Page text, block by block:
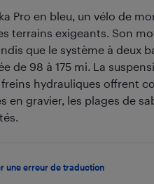
Pro en bleu, un vélo de
terrains exigeants. Son
que le système à deux
de 98 à 175 mi. La
hydrauliques offrent
en gravier, les plages de
une erreur de traduction